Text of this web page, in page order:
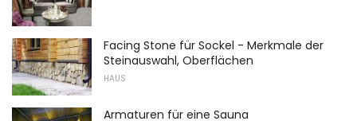
Facing Stone für Sockel - Merkmale der
Steinauswahl, Oberflächen
HAUS
Armaturen für eine Sauna